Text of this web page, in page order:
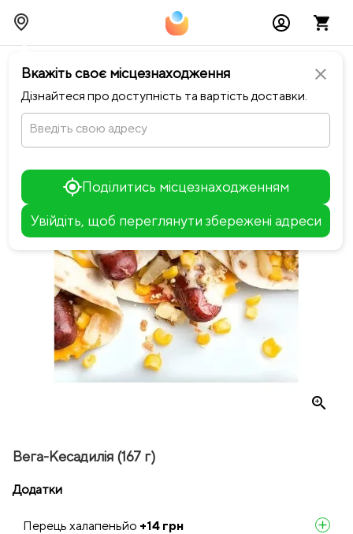
close
Вкажіть своє місцезнаходження
Дізнайтеся про доступність та вартість доставки.
Введіть свою адресу
Поділитись місцезнаходженням
Увійдіть, щоб переглянути збережені адреси
chevron_leftПовернутися до Білий Налив
zoom_in
Вега-Кесадилія (167 г)
Додатки
Перець халапеньйо +14 грн add